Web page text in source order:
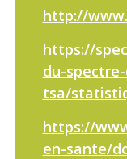
http://
https://
du-
tsa/
https://
en-sante/